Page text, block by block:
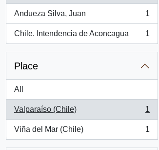
Andueza Silva, Juan
, 1 results
1
Chile. Intendencia de Aconcagua
, 1 results
1
Place
All
Valparaíso (Chile)
, 1 results
1
Viña del Mar (Chile)
, 1 results
1